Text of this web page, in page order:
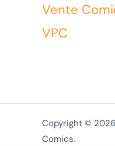
Vente
VPC
Copyright © 2026
Comics.